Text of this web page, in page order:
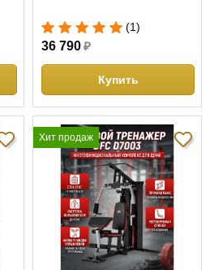
(1)
36 790₽
Купить
Хит продаж